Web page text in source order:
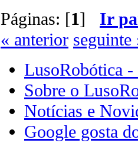
Páginas: [1] Ir
« anterior seguinte
LusoRobótica -
Sobre o
Notícias e
Google gosta